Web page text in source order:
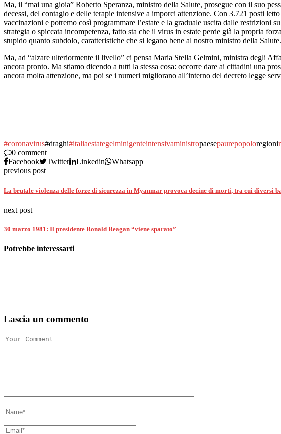
Ma, il “mai una gioia” Roberto Speranza, ministro della Salute, prosegue con il suo
decessi, del contagio e delle terapie intensive a imporci attenzione. Con 3.721 posti
vaccinazioni e potremo così programmare l’estate e la graduale uscita dalle restrizioni
strategia o spiccata incompetenza, fatto sta che il virus in estate perde già la propria
stupido quanto subdolo, caratteristiche che si legano bene al nostro ministro della
Ma, ad “alzare ulteriormente il livello” ci pensa Maria Stella Gelmini, ministra degli
ancora pronto. Ma stiamo dicendo a tutti la stessa cosa: occorre dare ai cittadini una
ancora molta attenzione, ma poi se i numeri migliorano all’interno del decreto legge
#coronavirus#draghi#italiaestategelminigenteintensivaministropaesepaurepopoloregioni
0 comment
Facebook
Twitter Linkedin
Whatsapp
previous post
La brutale violenza delle forze di sicurezza in Myanmar provoca decine di morti, tra cui diversi
next post
30 marzo 1981: Il presidente Ronald Reagan “viene sparato”
Potrebbe interessarti
Lascia un commento